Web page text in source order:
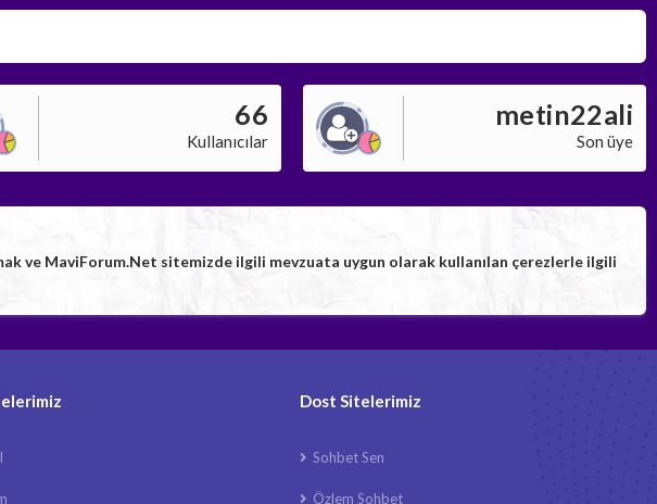
66
Kullanıcılar
metin22ali
Son üye
ve MaviForum.Net sitemizde ilgili mevzuata uygun olarak kullanılan çerezlerle ilgili
Dost Sitelerimiz
Sohbet Sen
Özlem Sohbet